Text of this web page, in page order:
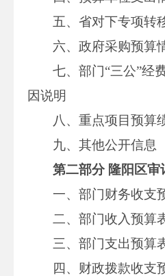
五、省对下专项转
六、政府采购预算
七、部门“三公”经
因说明
八、重点项目预算
九、其他公开信息
第二部分 隆阳区审
一、部门财务收支
二、部门收入预算
三、部门支出预算
四、财政拨款收支